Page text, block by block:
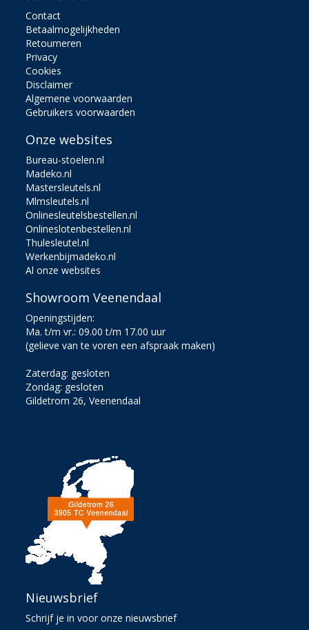
Contact
Betaalmogelijkheden
Retourneren
Privacy
Cookies
Disclaimer
Algemene voorwaarden
Gebruikers voorwaarden
Onze websites
Bureau-stoelen.nl
Madeko.nl
Mastersleutels.nl
Mlmsleutels.nl
Onlinesleutelsbestellen.nl
Onlineslotenbestellen.nl
Thulesleutel.nl
Werkenbijmadeko.nl
Al onze websites
Showroom Veenendaal
Openingstijden:
Ma. t/m vr.: 09.00 t/m 17.00 uur
(gelieve van te voren een afspraak maken)
Zaterdag: gesloten
Zondag: gesloten
Gildetrom 26, Veenendaal
Nieuwsbrief
Schrijf je in voor onze nieuwsbrief